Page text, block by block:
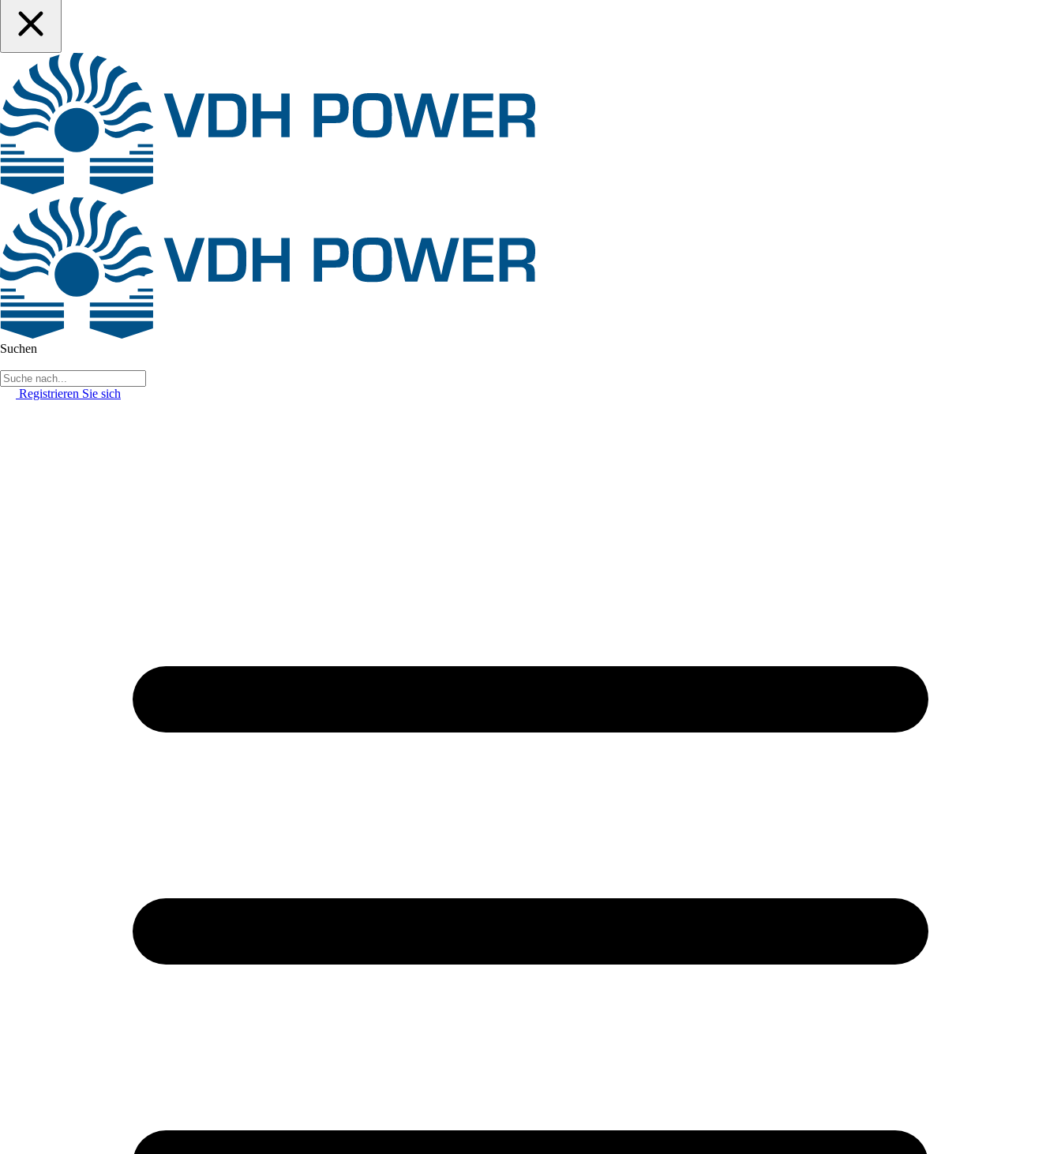
Suchen
Registrieren Sie sich